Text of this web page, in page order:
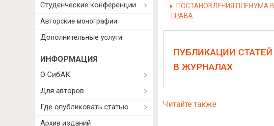
ПОСТАНОВЛЕНИЯ ПЛЕНУМА
ПРАВА
ПУБЛИКАЦИИ СТАТЕЙ
В ЖУРНАЛАХ
Читайте также
Студенческие конференции
Авторские монографии
Дополнительные услуги
ИНФОРМАЦИЯ
О СибАК
Для авторов
Где опубликовать статью
Архив изданий